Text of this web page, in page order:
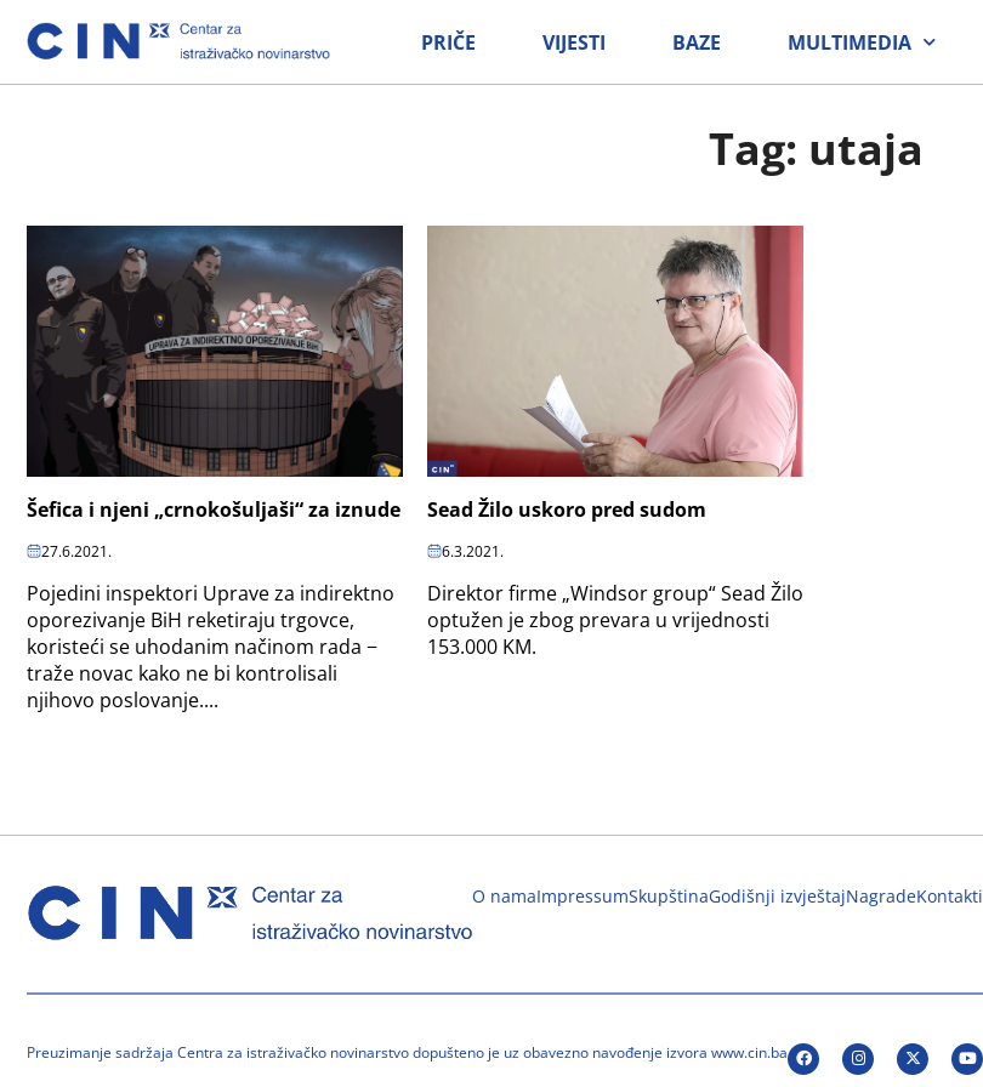
PRIČE VIJESTI BAZE MULTIMEDIA
Tag: utaja
Šefica i njeni „crnokošuljaši“ za iznude
27.6.2021.
Pojedini inspektori Uprave za indirektno
oporezivanje BiH reketiraju trgovce,
koristeći se uhodanim načinom rada −
traže novac kako ne bi kontrolisali
njihovo poslovanje....
Sead Žilo uskoro pred sudom
6.3.2021.
Direktor firme „Windsor group“ Sead Žilo
optužen je zbog prevara u vrijednosti
153.000 KM.
O namaImpressumSkupštinaGodišnji izvještajNagradeKontakti
Preuzimanje sadržaja Centra za istraživačko novinarstvo dopušteno je uz obavezno navođenje izvora www.cin.ba